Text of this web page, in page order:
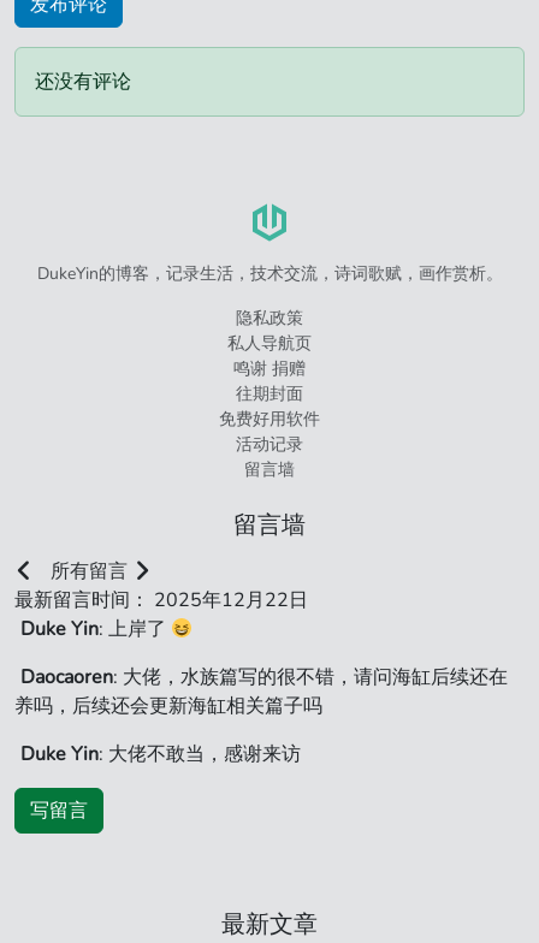
还没有评论
DukeYin的博客，记录生活，技术交流，诗词歌赋，画作赏析。
隐私政策
私人导航页
鸣谢 捐赠
往期封面
免费好用软件
活动记录
留言墙
留言墙
所有留言
最新留言时间： 2025年12月22日
Duke Yin: 上岸了
Daocaoren: 大佬，水族篇写的很不错，请问海缸后续还在
养吗，后续还会更新海缸相关篇子吗
Duke Yin: 大佬不敢当，感谢来访
写留言
最新文章